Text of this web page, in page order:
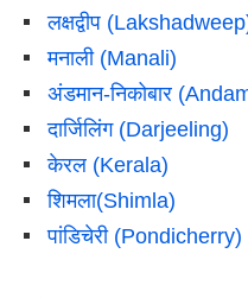
लक्षद्वीप
मनाली (Manali)
अंडमान-निकोबार
दार्जिलिंग (Darjeeling)
केरल (Kerala)
शिमला(Shimla)
पांडिचेरी (Pondicherry)